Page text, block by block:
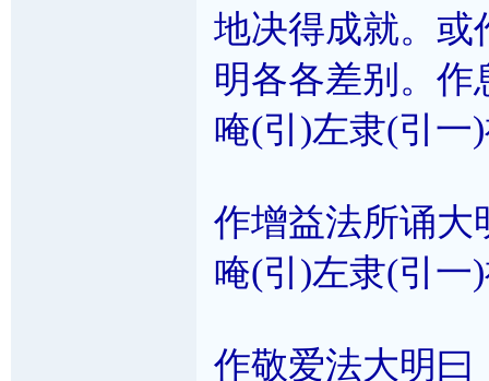
地决得成就。或
明各各差别。作
唵(引)左隶(引一
作增益法所诵大
唵(引)左隶(引一
作敬爱法大明曰